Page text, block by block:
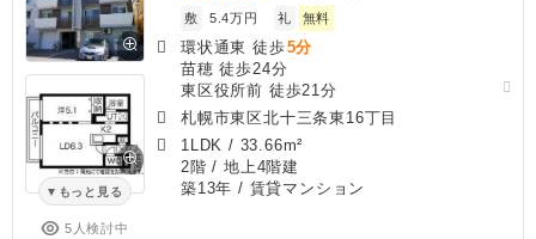
もっと見る
5人検討中
敷
5.4万円 礼 無料
環状通東 徒歩5分
苗穂 徒歩24分
東区役所前 徒歩21分
札幌市東区北十三条東16丁目
1LDK / 33.66m²
2階 / 地上4階建
築13年 / 賃貸マンション